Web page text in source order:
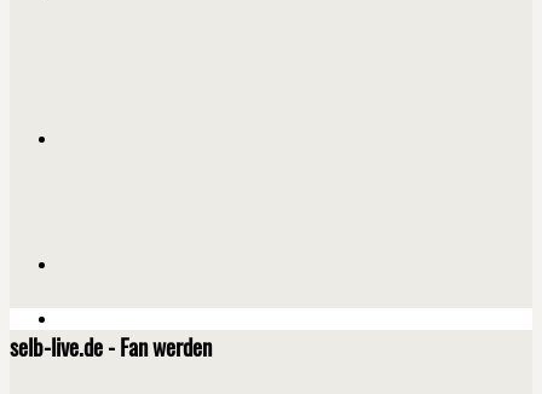
selb-live.de - Fan werden